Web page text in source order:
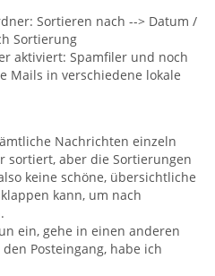
Sortieren nach --> Datum /
Sortierung
aktiviert: Spamfiler und noch
Mails in verschiedene lokale
Nachrichten einzeln
sortiert, aber die Sortierungen
keine schöne, übersichtliche
kann, um nach
ein, gehe in einen anderen
Posteingang, habe ich